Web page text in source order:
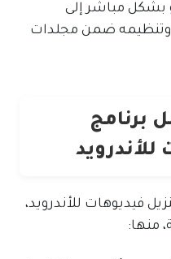
بشكل مباشر إلى
ضمن مجلدات
برنامج
للأندرويد
فيديوهات للأندرويد،
منها: